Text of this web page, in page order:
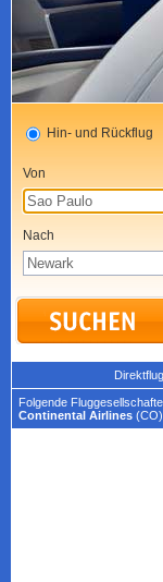
Hin- und Rückflug
Von
Nach
Folgende
Continental Airlines (CO),